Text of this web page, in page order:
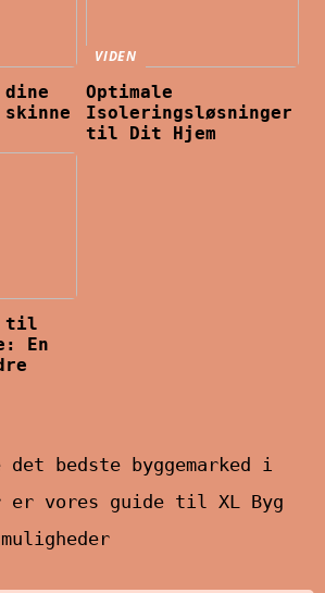
VIDEN
Optimale
Isoleringsløsninger
til Dit Hjem
til
En
bedste byggemarked i
er vores guide til XL Byg